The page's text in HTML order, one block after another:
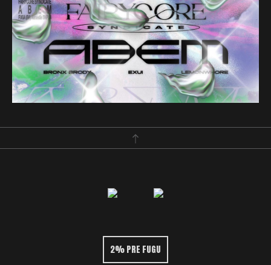
2% PRE FUGU